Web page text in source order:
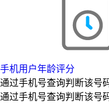
手机用户年龄评分
通过手机号查询判断该号
通过手机号查询判断该号